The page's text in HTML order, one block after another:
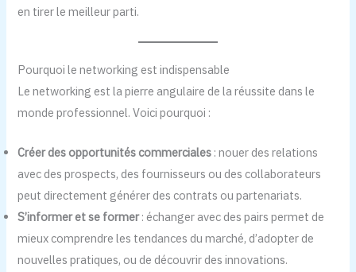
en tirer le meilleur parti.
Pourquoi le networking est indispensable
Le networking est la pierre angulaire de la réussite dans le
monde professionnel. Voici pourquoi :
Créer des opportunités commerciales : nouer des relations
avec des prospects, des fournisseurs ou des collaborateurs
peut directement générer des contrats ou partenariats.
S’informer et se former: échanger avec des pairs permet de
mieux comprendre les tendances du marché, d’adopter de
nouvelles pratiques, ou de découvrir des innovations.